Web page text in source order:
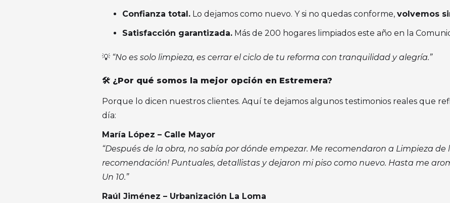
Confianza total. Lo dejamos como nuevo. Y si no quedas conforme, volvemos
Satisfacción garantizada. Más de 200 hogares limpiados este año en la
💡 “No es solo limpieza, es cerrar el ciclo de tu reforma con tranquilidad y alegría.”
🛠️ ¿Por qué somos la mejor opción en Estremera?
Porque lo dicen nuestros clientes. Aquí te dejamos algunos testimonios reales que
día:
María López – Calle Mayor
“Después de la obra, no sabía por dónde empezar. Me recomendaron a Limpieza de
recomendación! Puntuales, detallistas y dejaron mi piso como nuevo. Hasta me
Un 10.”
Raúl Jiménez – Urbanización La Loma